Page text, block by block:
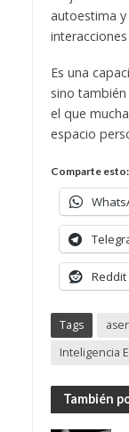
autoestima
Es una
sino
el que
espacio
Comparte esto:
Reddit
Tags
Inteligencia
También